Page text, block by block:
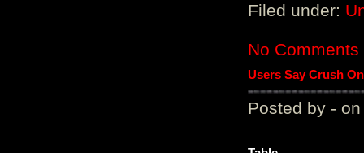
Filed under:
No Comments
Users Say Crush
Posted by - on